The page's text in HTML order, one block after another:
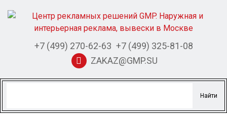
+7 (499) 270-62-63 +7 (499) 325-81-08
ZAKAZ@GMP.SU